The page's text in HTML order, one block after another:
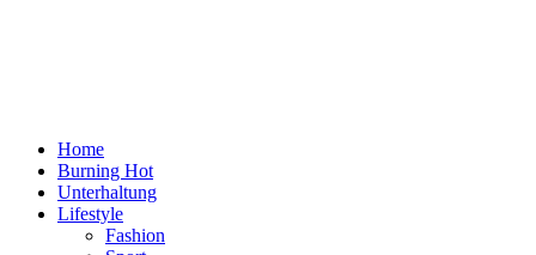
Home
Burning Hot
Unterhaltung
Lifestyle
Fashion